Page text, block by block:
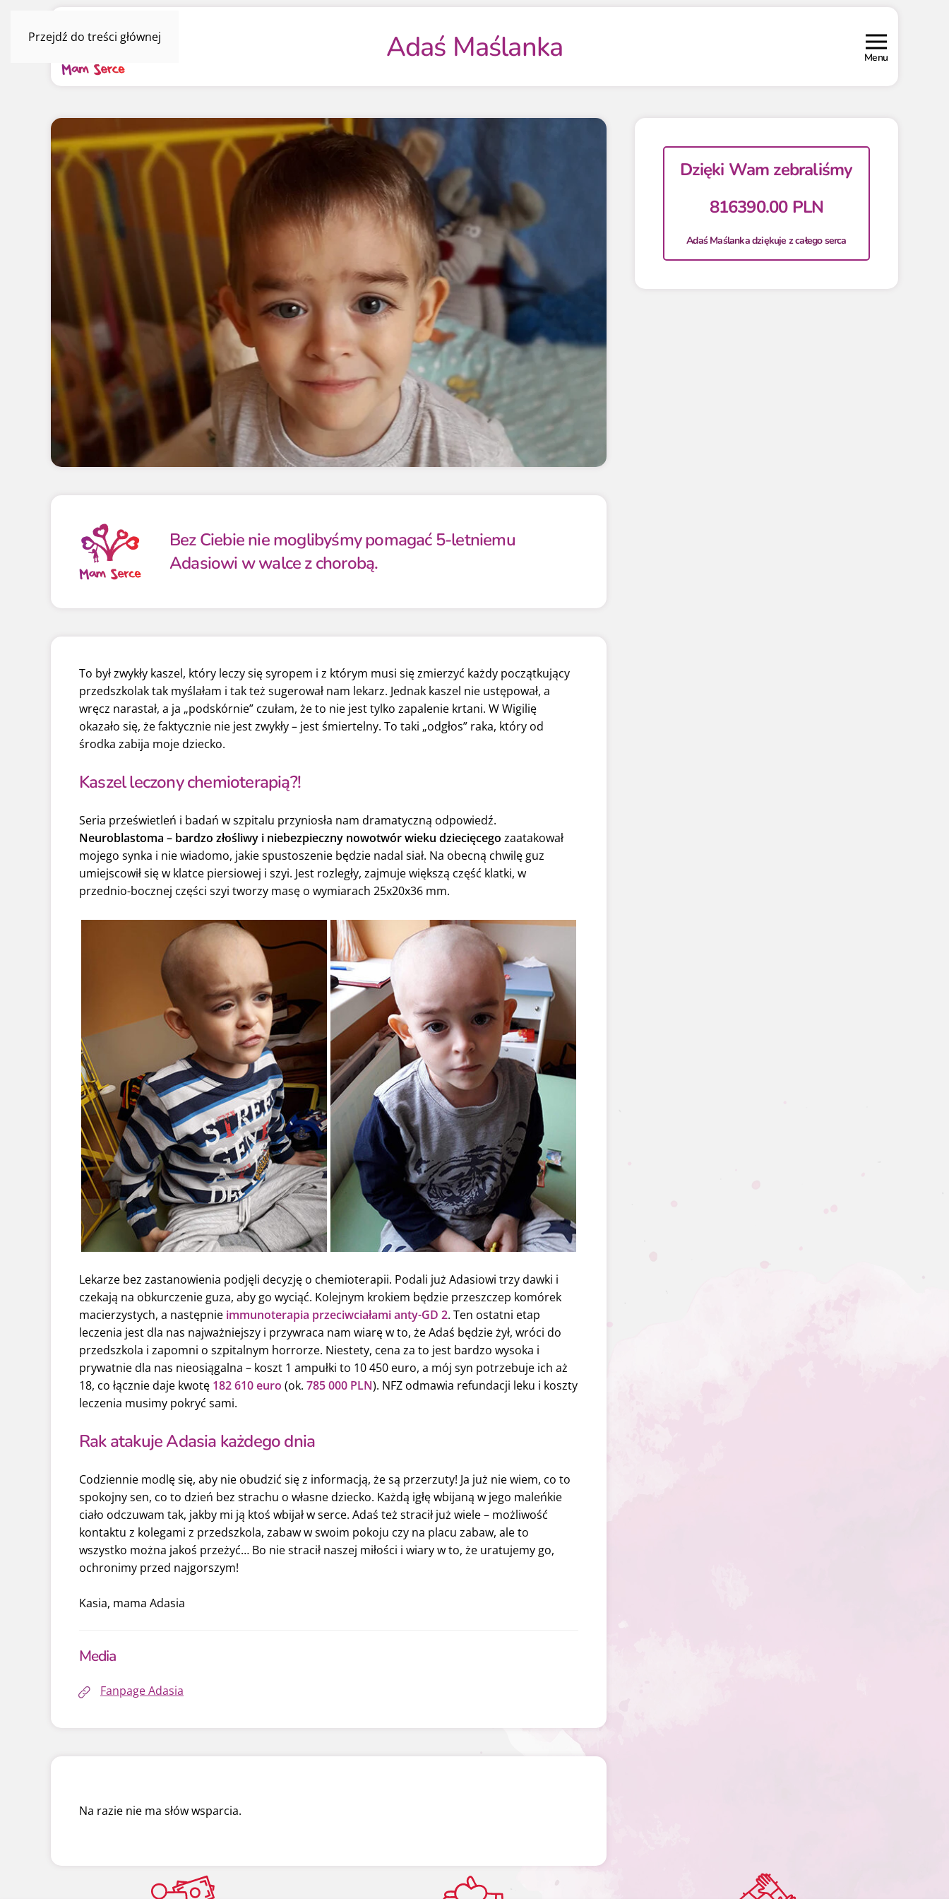
Przejdź do treści głównej Adaś Maślanka Menu
Bez Ciebie nie moglibyśmy pomagać 5-letniemu
Adasiowi w walce z chorobą.
To był zwykły kaszel, który leczy się syropem i z którym musi się zmierzyć każdy początkujący
przedszkolak tak myślałam i tak też sugerował nam lekarz. Jednak kaszel nie ustępował, a
wręcz narastał, a ja „podskórnie” czułam, że to nie jest tylko zapalenie krtani. W Wigilię
okazało się, że faktycznie nie jest zwykły – jest śmiertelny. To taki „odgłos” raka, który od
środka zabija moje dziecko.
Kaszel leczony chemioterapią?!
Seria prześwietleń i badań w szpitalu przyniosła nam dramatyczną odpowiedź.
Neuroblastoma – bardzo złośliwy i niebezpieczny nowotwór wieku dziecięcego zaatakował
mojego synka i nie wiadomo, jakie spustoszenie będzie nadal siał. Na obecną chwilę guz
umiejscowił się w klatce piersiowej i szyi. Jest rozległy, zajmuje większą część klatki, w
przednio-bocznej części szyi tworzy masę o wymiarach 25x20x36 mm.
Lekarze bez zastanowienia podjęli decyzję o chemioterapii. Podali już Adasiowi trzy dawki i
czekają na obkurczenie guza, aby go wyciąć. Kolejnym krokiem będzie przeszczep komórek
macierzystych, a następnie immunoterapia przeciwciałami anty-GD 2. Ten ostatni etap
leczenia jest dla nas najważniejszy i przywraca nam wiarę w to, że Adaś będzie żył, wróci do
przedszkola i zapomni o szpitalnym horrorze. Niestety, cena za to jest bardzo wysoka i
prywatnie dla nas nieosiągalna – koszt 1 ampułki to 10 450 euro, a mój syn potrzebuje ich aż
18, co łącznie daje kwotę 182 610 euro (ok. 785 000 PLN). NFZ odmawia refundacji leku i koszty
leczenia musimy pokryć sami.
Rak atakuje Adasia każdego dnia
Codziennie modlę się, aby nie obudzić się z informacją, że są przerzuty! Ja już nie wiem, co to
spokojny sen, co to dzień bez strachu o własne dziecko. Każdą igłę wbijaną w jego maleńkie
ciało odczuwam tak, jakby mi ją ktoś wbijał w serce. Adaś też stracił już wiele – możliwość
kontaktu z kolegami z przedszkola, zabaw w swoim pokoju czy na placu zabaw, ale to
wszystko można jakoś przeżyć… Bo nie stracił naszej miłości i wiary w to, że uratujemy go,
ochronimy przed najgorszym!
Kasia, mama Adasia
Media
Fanpage Adasia
Na razie nie ma słów wsparcia.
Dzięki Wam zebraliśmy
816390.00 PLN
Adaś Maślanka dziękuje z całego serca